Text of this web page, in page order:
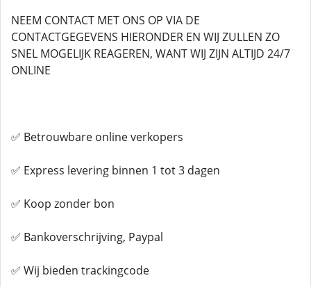
NEEM CONTACT MET ONS OP VIA DE
CONTACTGEGEVENS HIERONDER EN WIJ ZULLEN ZO
SNEL MOGELIJK REAGEREN, WANT WIJ ZIJN ALTIJD 24/7
ONLINE
✅ Betrouwbare online verkopers
✅ Express levering binnen 1 tot 3 dagen
✅ Koop zonder bon
✅ Bankoverschrijving, Paypal
✅ Wij bieden trackingcode